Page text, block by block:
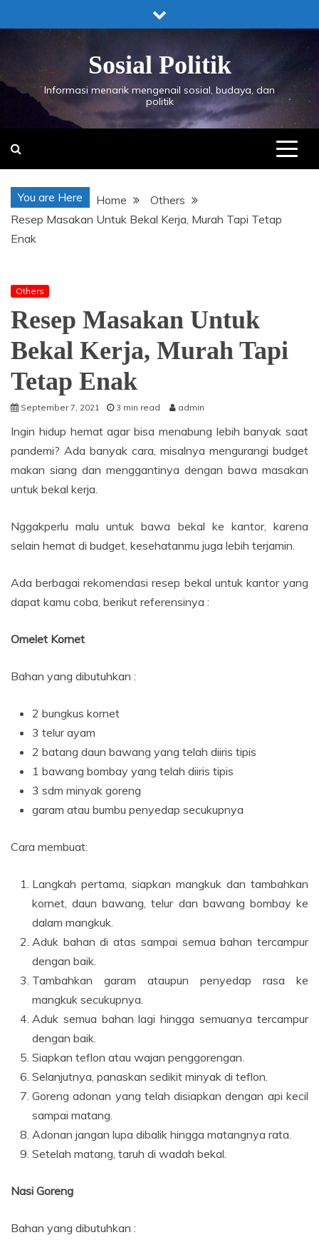
to
Sosial Politik
Informasi menarik mengenail sosial, budaya, dan
politik
You are Here Home
Others
Resep Masakan Untuk Bekal Kerja, Murah Tapi Tetap
Enak
Others
Resep Masakan Untuk
Bekal Kerja, Murah Tapi
Tetap Enak
September 7, 2021 3 min read admin
Ingin hidup hemat agar bisa menabung lebih banyak saat
pandemi? Ada banyak cara, misalnya mengurangi budget
makan siang dan menggantinya dengan bawa masakan
untuk bekal kerja.
Nggakperlu malu untuk bawa bekal ke kantor, karena
selain hemat di budget, kesehatanmu juga lebih terjamin.
Ada berbagai rekomendasi resep bekal untuk kantor yang
dapat kamu coba, berikut referensinya :
Omelet Kornet
Bahan yang dibutuhkan :
2 bungkus kornet
3 telur ayam
2 batang daun bawang yang telah diiris tipis
1 bawang bombay yang telah diiris tipis
3 sdm minyak goreng
garam atau bumbu penyedap secukupnya
Cara membuat:
Langkah pertama, siapkan mangkuk dan tambahkan
kornet, daun bawang, telur dan bawang bombay ke
dalam mangkuk.
Aduk bahan di atas sampai semua bahan tercampur
dengan baik.
Tambahkan garam ataupun penyedap rasa ke
mangkuk secukupnya.
Aduk semua bahan lagi hingga semuanya tercampur
dengan baik.
Siapkan teflon atau wajan penggorengan.
Selanjutnya, panaskan sedikit minyak di teflon.
Goreng adonan yang telah disiapkan dengan api kecil
sampai matang.
Adonan jangan lupa dibalik hingga matangnya rata.
Setelah matang, taruh di wadah bekal.
Nasi Goreng
Bahan yang dibutuhkan :